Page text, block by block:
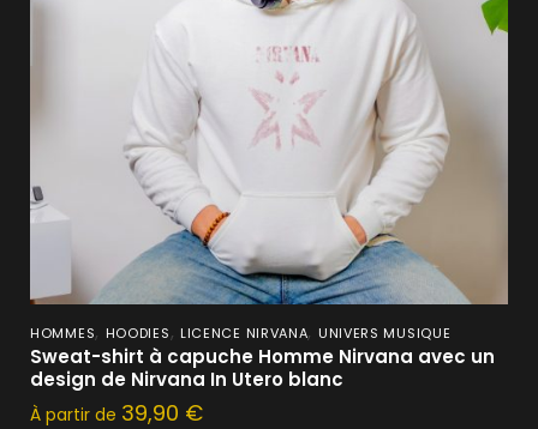
HOMMES, HOODIES, LICENCE NIRVANA, UNIVERS MUSIQUE
Sweat-shirt à capuche Homme Nirvana avec un
design de Nirvana In Utero blanc
À partir de 39,90 €